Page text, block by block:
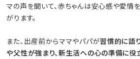
マの声を聞いて、赤ちゃんは安心感や愛情
がります。
また、出産前からママやパパが習慣的に語
や父性が強まり、新生活への心の準備に役